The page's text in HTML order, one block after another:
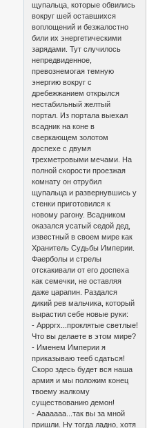
щупальца, которые обвились
вокруг шей оставшихся
воплощений и безжалостно
били их энергетическими
зарядами. Тут случилось
непредвиденное,
превознемогая темную
энергию вокруг с
дребежжанием открылся
нестабильный желтый
портал. Из портала выехал
всадник на коне в
сверкающем золотом
доспехе с двумя
трехметровыми мечами. На
полной скорости проезжая
комнату он отрубил
щупальца и развернувшись у
стенки приготовился к
новому рагону. Всадником
оказался усатый седой дед,
известный в своем мире как
Хранитель Судьбы Империи.
Фаерболы и стрелы
отскакивали от его доспеха
как семечки, не оставляя
даже царапин. Раздался
дикий рев мальчика, который
вырастил себе новые руки:
- Аррргх...проклятые светлые!
Что вы делаете в этом мире?
- Именем Империи я
приказываю тееб сдаться!
Скоро здесь будет вся наша
армия и мы положим конец
твоему жалкому
существованию демон!
- Ааааааа...так вы за мной
пришли. Ну тогда ладно, хотя